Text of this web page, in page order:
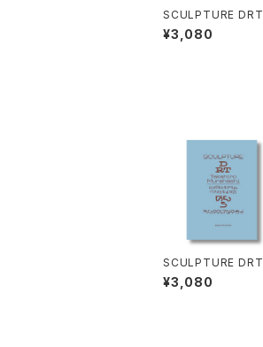
SCULPTURE DRT
¥3,080
SCULPTURE DRT
¥3,080